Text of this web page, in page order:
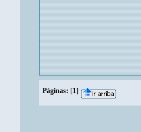
Páginas: [1]